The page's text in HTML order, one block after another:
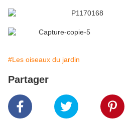
#Les oiseaux du jardin
Partager